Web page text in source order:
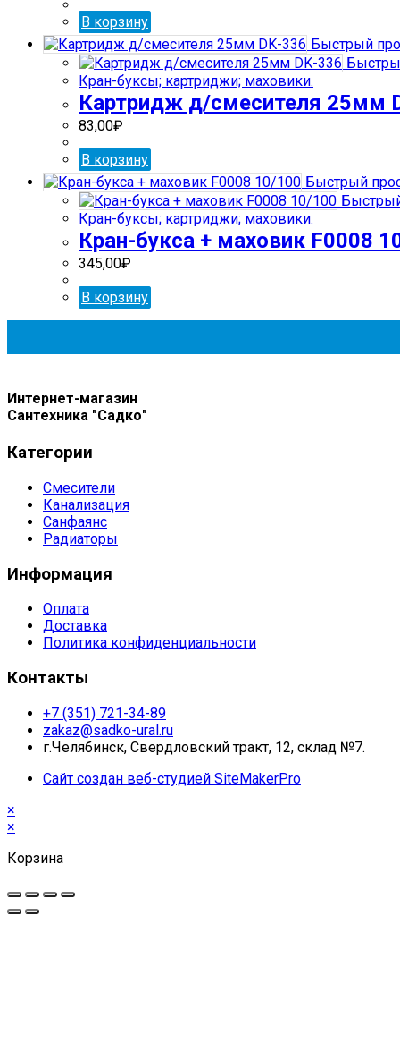
В корзину
Быстрый
Кран-буксы; картриджи; маховики.
Картридж д/смесителя 25мм
83,00₽
В корзину
Быстрый
Кран-буксы; картриджи; маховики.
Кран-букса + маховик F0008
345,00₽
В корзину
Интернет-магазин
Сантехника "Садко"
Категории
Смесители
Канализация
Санфаянс
Радиаторы
Информация
Оплата
Доставка
Политика конфиденциальности
Контакты
+7 (351) 721-34-89
zakaz@sadko-ural.ru
г.Челябинск, Свердловский тракт, 12, склад №7.
Сайт создан веб-студией SiteMakerPro
×
×
Корзина